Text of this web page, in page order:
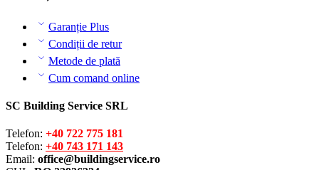
Garanție Plus
Condiții de retur
Metode de plată
Cum comand online
SC Building Service SRL
Telefon: +40 722 775 181
Telefon: +40 743 171 143
Email: office@buildingservice.ro